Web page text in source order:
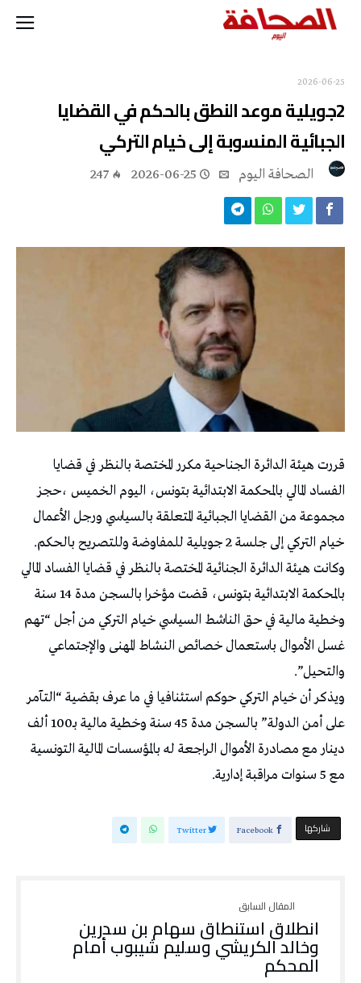
2026-06-25
2جويلية موعد النطق بالحكم في القضايا
الجبائية المنسوبة إلى خيام التركي
2026-06-25
247
قررت هيئة الدائرة الجناحية مكرر المختصة بالنظر في قضايا
الفساد المالي بالمحكمة الابتدائية بتونس، اليوم الخميس ،حجز
مجموعة من القضايا الجبائية المتعلقة بالسياسي ورجل الأعمال
خيام التركي إلى جلسة 2 جويلية للمفاوضة وللتصريح بالحكم.
وكانت هيئة الدائرة الجنائية المختصة بالنظر في قضايا الفساد المالي
بالمحكمة الابتدائية بتونس، قضت مؤخرا بالسجن مدة 14 سنة
وخطية مالية في حق الناشط السياسي خيام التركي من أجل “تهم
غسل الأموال باستعمال خصائص النشاط المهنى والإجتماعي
والتحيل”.
ويذكر أن خيام التركي حوكم استئنافيا في ما عرف بقضية “التآمر
على أمن الدولة” بالسجن مدة 45 سنة وخطية مالية بـ100 ألف
دينار مع مصادرة الأموال الراجعة له بالمؤسسات المالية التونسية
مع 5 سنوات مراقبة إدارية.
‫‫ شاركها‬ Facebook
Twitter
انطلاق استنطاق سهام بن سدرين
وخالد الكريشي وسليم شيبوب أمام
المحكم